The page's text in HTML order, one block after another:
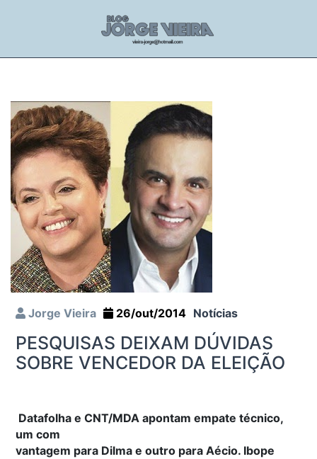
Jorge Vieira 26/out/2014 Notícias
PESQUISAS DEIXAM DÚVIDAS
SOBRE VENCEDOR DA ELEIÇÃO
Datafolha e CNT/MDA apontam empate técnico,
um com
vantagem para Dilma e outro para Aécio. Ibope